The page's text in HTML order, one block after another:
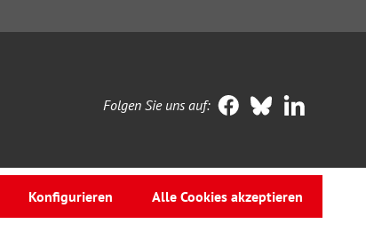
Folgen Sie uns auf:
Konfigurieren Alle Cookies akzeptieren